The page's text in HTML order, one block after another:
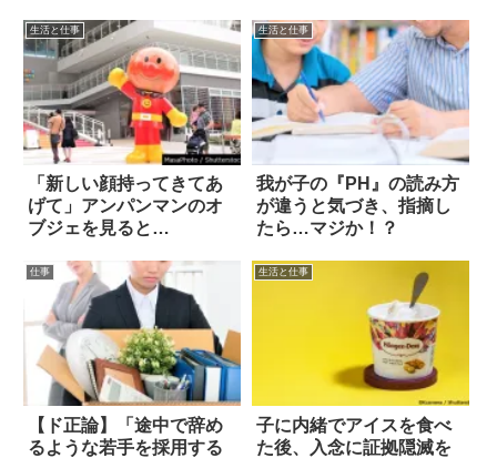
生活と仕事
「新しい顔持ってきてあ
げて」アンパンマンのオ
ブジェを見ると…
生活と仕事
我が子の『PH』の読み方
が違うと気づき、指摘し
たら…マジか！？
仕事
【ド正論】「途中で辞め
るような若手を採用する
生活と仕事
子に内緒でアイスを食べ
た後、入念に証拠隠滅を